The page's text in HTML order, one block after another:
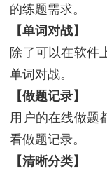
的练题需求。
【单词对战】
除了可以在软件
单词对战。
【做题记录】
用户的在线做题
看做题记录。
【清晰分类】